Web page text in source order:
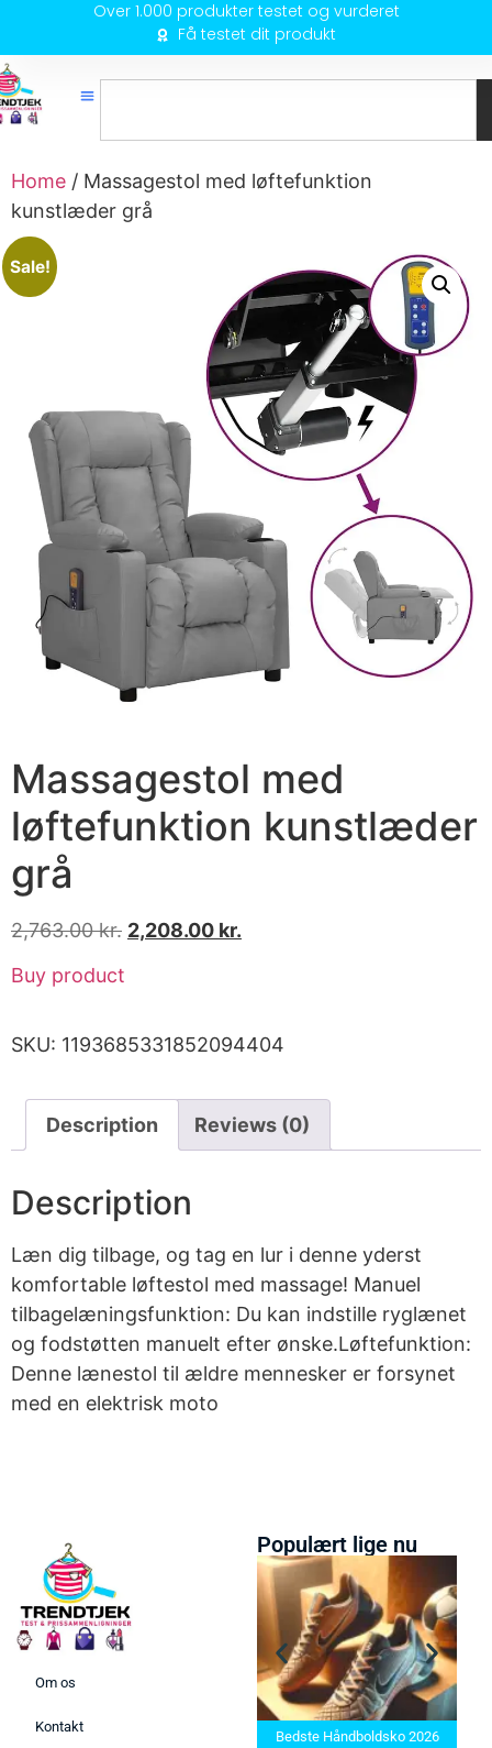
Over 1.000 produkter testet og vurderet
Få testet dit produkt
Home / Massagestol med løftefunktion
kunstlæder grå
Sale!
Massagestol med
løftefunktion kunstlæder
grå
2,763.00kr. 2,208.00 kr.
Buy product
SKU: 1193685331852094404
Description Reviews (0)
Description
Læn dig tilbage, og tag en lur i denne yderst
komfortable løftestol med massage! Manuel
tilbagelæningsfunktion: Du kan indstille ryglænet
og fodstøtten manuelt efter ønske.Løftefunktion:
Denne lænestol til ældre mennesker er forsynet
med en elektrisk moto
Om os
Kontakt
Populært lige nu
Bedste Saunatæppe 2025 –
Find de bedste produkter her!
Bedste Håndboldsko 2026